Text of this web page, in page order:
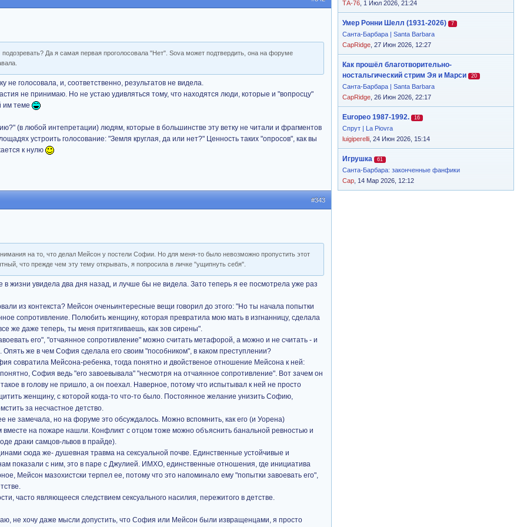
ТА-76 , 1 Июл 2026, 21:24
Умер Ронни Шелл (1931-2026) 7
Санта-Барбара | Santa Barbara
CapRidge , 27 Июн 2026, 12:27
Как прошёл благотворительно-
ностальгический стрим Эя и Марси
20
Санта-Барбара | Santa Barbara
CapRidge , 26 Июн 2026, 22:17
Europeo 1987-1992. 16
Спрут | La Piovra
luigiperelli , 24 Июн 2026, 15:14
Игрушка 61
Санта-Барбара: законченные фанфики
Cap , 14 Мар 2026, 12:12
Да я самая первая проголосовала "Нет". Sova может подтвердить, она на форуме
не голосовала, и, соответственно, результатов не видела.
не принимаю. Но не устаю удивляться тому, что находятся люди, которые и "вопросцу"
им теме
(в любой интепретации) людям, которые в большинстве эту ветку не читали и фрагментов
устроить голосование: "Земля круглая, да или нет?" Ценность таких "опросов", как вы
к нулю
#343
на то, что делал Мейсон у постели Софии. Но для меня-то было невозможно пропустить этот
что прежде чем эту тему открывать, я попросила в личке "ущипнуть себя".
жизни увидела два дня назад, и лучше бы не видела. Зато теперь я ее посмотрела уже раз
из контекста? Мейсон оченьинтересные вещи говорил до этого: "Но ты начала попытки
сопротивление. Полюбить женщину, которая превратила мою мать в изгнанницу, сделала
же даже теперь, ты меня притягиваешь, как зов сирены".
его", "отчаянное сопротивление" можно считать метафорой, а можно и не считать - и
Опять же в чем София сделала его своим "пособником", в каком преступлении?
совратила Мейсона-ребенка, тогда понятно и двойственое отношение Мейсона к ней:
София ведь "его завоевывала" "несмотря на отчаянное сопротивление". Вот зачем он
в голову не пришло, а он поехал. Наверное, потому что испытывал к ней не просто
женщину, с которой когда-то что-то было. Постоянное желание унизить Софию,
за несчастное детство.
замечала, но на форуме это обсуждалось. Можно вспомнить, как его (и Уорена)
вместе на пожаре нашли. Конфликт с отцом тоже можно объяснить банальной ревностью и
драки самцов-львов в прайде).
сюда же- душевная травма на сексуальной почве. Единственные устойчивые и
показали с ним, это в паре с Джулией. ИМХО, единственные отношения, где инициатива
Мейсон мазохистски терпел ее, потому что это напоминало ему "попытки завоевать его",
часто являющееся следствием сексуального насилия, пережитого в детстве.
не хочу даже мысли допустить, что София или Мейсон были извращенцами, я просто